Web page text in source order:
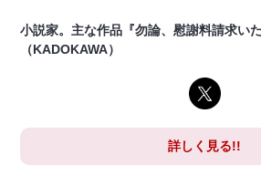
小説家。主な作品『勿論、慰謝料請求いた
（KADOKAWA）
詳しく見る!!